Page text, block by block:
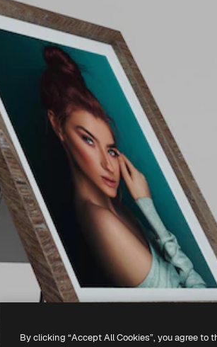
By clicking “Accept All Cookies”, you agree